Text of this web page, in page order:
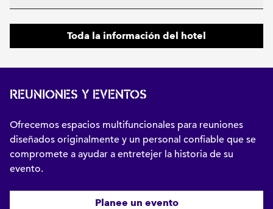
Toda la información del hotel
REUNIONES Y EVENTOS
Ofrecemos espacios multifuncionales para reuniones
diseñados originalmente y un personal confiable que se
compromete a ayudar a entretejer la historia de su
evento.
Planee un evento